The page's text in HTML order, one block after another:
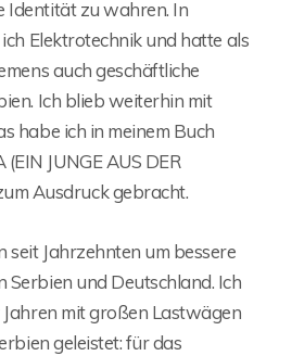
Identität zu wahren. In
Elektrotechnik und hatte als
auch geschäftliche
Ich blieb weiterhin mit
habe ich in meinem Buch
(EIN JUNGE AUS DER
Ausdruck gebracht.
seit Jahrzehnten um bessere
Serbien und Deutschland. Ich
mit großen Lastwägen
geleistet: für das